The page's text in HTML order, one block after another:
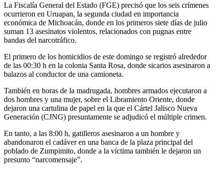
La Fiscalía General del Estado (FGE) precisó que los seis crímenes
ocurrieron en Uruapan, la segunda ciudad en importancia
económica de Michoacán, donde en los primeros siete días de julio
suman 13 asesinatos violentos, relacionados con pugnas entre
bandas del narcotráfico.
El primero de los homicidios de este domingo se registró alrededor
de las 00:30 h en la colonia Santa Rosa, donde sicarios asesinaron a
balazos al conductor de una camioneta.
También en horas de la madrugada, hombres armados ejecutaron a
dos hombres y una mujer, sobre el Libramiento Oriente, donde
dejaron una cartulina de papel en la que el Cártel Jalisco Nueva
Generación (CJNG) presuntamente se adjudicó el múltiple crimen.
En tanto, a las 8:00 h, gatilleros asesinaron a un hombre y
abandonaron el cadáver en una banca de la plaza principal del
poblado de Zumpimito, donde a la víctima también le dejaron un
presunto “narcomensaje”.